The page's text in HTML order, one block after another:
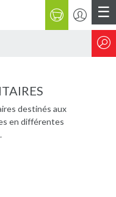
☰
destinés aux
en différentes